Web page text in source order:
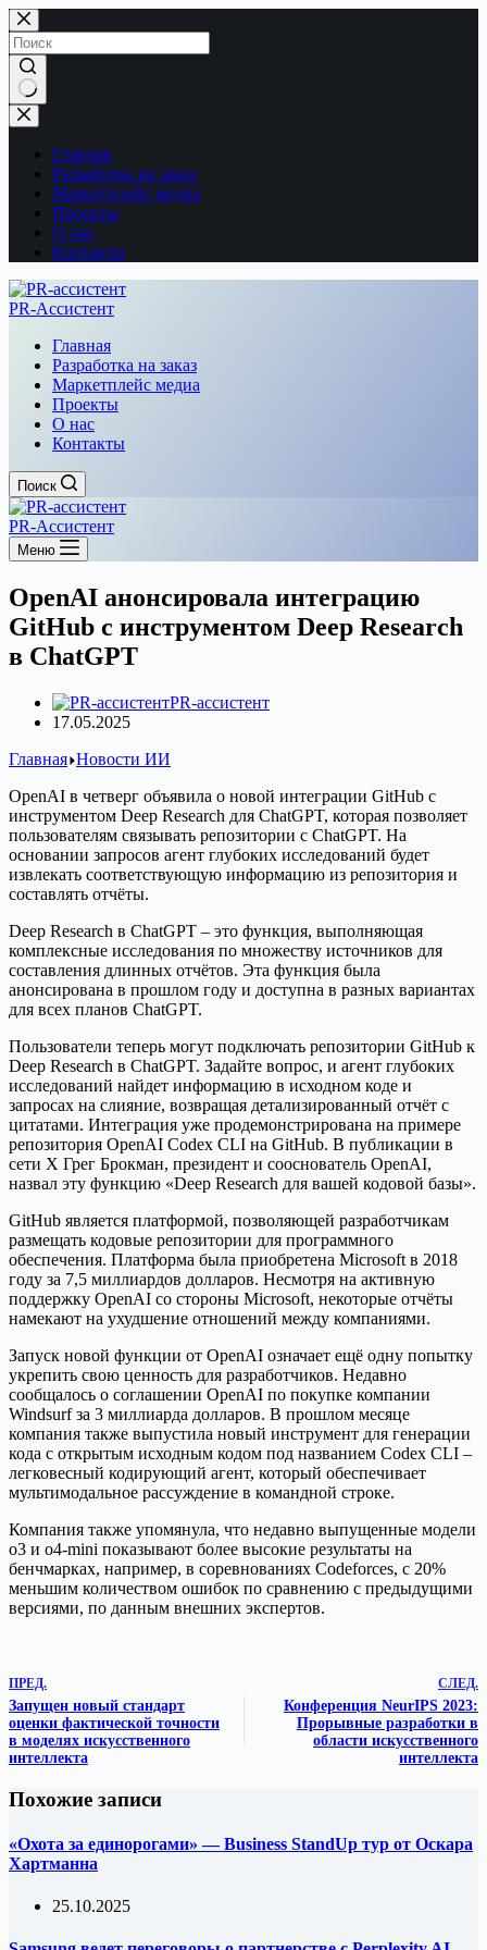
Перейти
к
сути
Ничего
не
найденоГлавная
Разработка на заказ
Маркетплейс медиа
Проекты
О нас
Контакты
PR-Ассистент
Главная
Разработка на заказ
Маркетплейс медиа
Проекты
О нас
Контакты
Поиск
PR-Ассистент
Меню
OpenAI анонсировала интеграцию
GitHub с инструментом Deep Research
в ChatGPT
PR-ассистент
17.05.2025
Главная Новости ИИ
OpenAI в четверг объявила о новой интеграции GitHub с
инструментом Deep Research для ChatGPT, которая позволяет
пользователям связывать репозитории с ChatGPT. На
основании запросов агент глубоких исследований будет
извлекать соответствующую информацию из репозитория и
составлять отчёты.
Deep Research в ChatGPT – это функция, выполняющая
комплексные исследования по множеству источников для
составления длинных отчётов. Эта функция была
анонсирована в прошлом году и доступна в разных вариантах
для всех планов ChatGPT.
Пользователи теперь могут подключать репозитории GitHub к
Deep Research в ChatGPT. Задайте вопрос, и агент глубоких
исследований найдет информацию в исходном коде и
запросах на слияние, возвращая детализированный отчёт с
цитатами. Интеграция уже продемонстрирована на примере
репозитория OpenAI Codex CLI на GitHub. В публикации в
сети X Грег Брокман, президент и сооснователь OpenAI,
назвал эту функцию «Deep Research для вашей кодовой базы».
GitHub является платформой, позволяющей разработчикам
размещать кодовые репозитории для программного
обеспечения. Платформа была приобретена Microsoft в 2018
году за 7,5 миллиардов долларов. Несмотря на активную
поддержку OpenAI со стороны Microsoft, некоторые отчёты
намекают на ухудшение отношений между компаниями.
Запуск новой функции от OpenAI означает ещё одну попытку
укрепить свою ценность для разработчиков. Недавно
сообщалось о соглашении OpenAI по покупке компании
Windsurf за 3 миллиарда долларов. В прошлом месяце
компания также выпустила новый инструмент для генерации
кода с открытым исходным кодом под названием Codex CLI –
легковесный кодирующий агент, который обеспечивает
мультимодальное рассуждение в командной строке.
Компания также упомянула, что недавно выпущенные модели
o3 и o4-mini показывают более высокие результаты на
бенчмарках, например, в соревнованиях Codeforces, с 20%
меньшим количеством ошибок по сравнению с предыдущими
версиями, по данным внешних экспертов.
ПРЕД.
Запущен новый стандарт
оценки фактической точности
в моделях искусственного
интеллекта
СЛЕД.
Конференция NeurIPS 2023:
Прорывные разработки в
области искусственного
интеллекта
Похожие записи
«Охота за единорогами» — Business StandUp тур от Оскара
Хартманна
25.10.2025